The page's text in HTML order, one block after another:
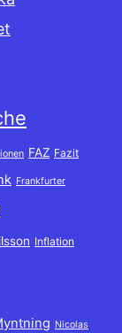
FAZ Fazit
Frankfurter
Inflation
Nicolas